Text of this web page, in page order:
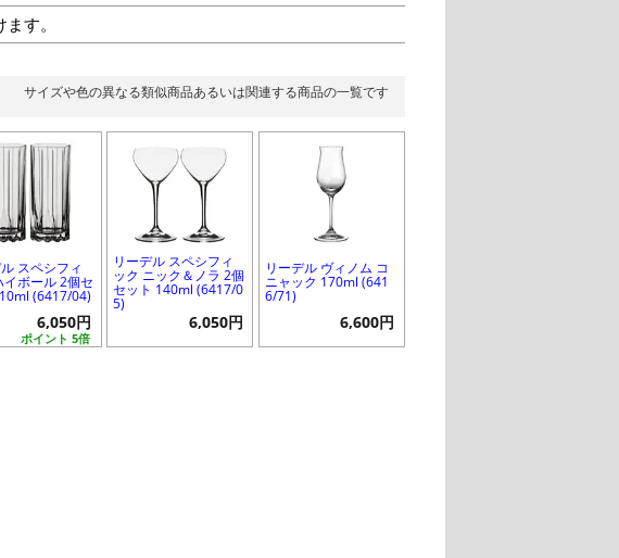
す。
サイズや色の異なる類似商品あるいは関連する商品の一覧です
スペシフィ
イボール 2個セ
(6417/04)
ポイント 5倍
6,050円
リーデル スペシフィ
ック ニック＆ノラ 2個
セット 140ml (6417/0
5)
6,050円
リーデル ヴィノム コ
ニャック 170ml (641
6/71)
6,600円